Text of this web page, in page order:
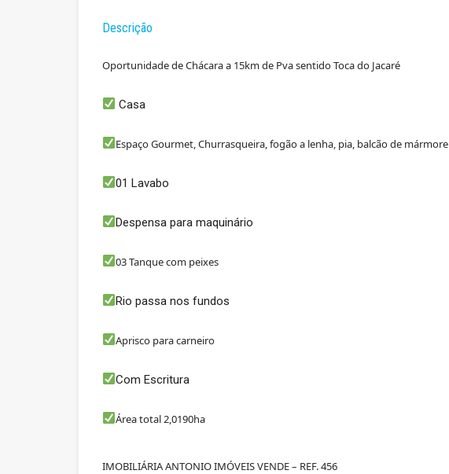
Descrição
Oportunidade de Chácara a 15km de Pva sentido Toca do Jacaré
Casa
Espaço Gourmet, Churrasqueira, fogão a lenha, pia, balcão de mármore
01 Lavabo
Despensa para maquinário
03 Tanque com peixes
Rio passa nos fundos
Aprisco para carneiro
Com Escritura
Área total 2,0190ha
IMOBILIÁRIA ANTONIO IMÓVEIS VENDE – REF. 456